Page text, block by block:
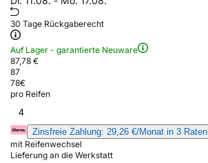
30 Tage Rückgaberecht
Auf Lager - garantierte Neuware
87,78 €
87
78€
pro Reifen
4
Zinsfreie Zahlung: 29,26 €/Monat in 3 Raten
mit Reifenwechsel
Lieferung an die Werkstatt